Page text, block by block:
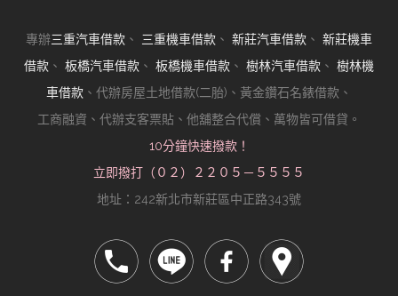
專辦三重汽車借款 、 三重機車借款 、 新莊汽車借款 、 新莊機車
借款 、 板橋汽車借款 、 板橋機車借款 、 樹林汽車借款 、 樹林機
車借款 、代辦房屋土地借款(二胎)、黃金鑽石名錶借款、
工商融資、代辦支客票貼、他舖整合代償、萬物皆可借貸。
10分鐘快速撥款！
立即撥打（０２）２２０５－５５５５
地址：242新北市新莊區中正路343號